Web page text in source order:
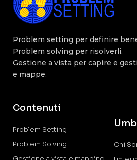
Problem setting per definire
Problem solving per risolverli.
Gestione a vista per capire e
e mappe.
Contenuti
Problem Setting
Problem Solving
Chi